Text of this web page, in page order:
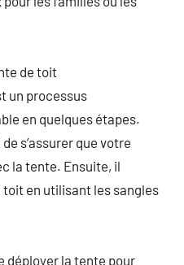
de toit
un processus
en quelques étapes.
s’assurer que votre
la tente. Ensuite, il
en utilisant les sangles
déployer la tente pour